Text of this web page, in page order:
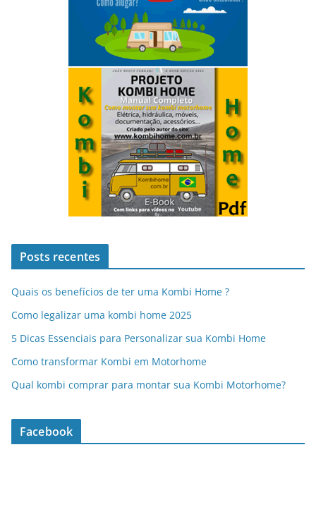
Posts recentes
Quais os benefícios de ter uma Kombi Home ?
Como legalizar uma kombi home 2025
5 Dicas Essenciais para Personalizar sua Kombi Home
Como transformar Kombi em Motorhome
Qual kombi comprar para montar sua Kombi Motorhome?
Facebook